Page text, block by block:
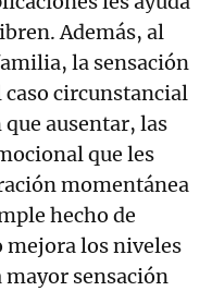
Además, al
la sensación
caso circunstancial
que ausentar, las
que les
momentánea
hecho de
mejora los niveles
sensación